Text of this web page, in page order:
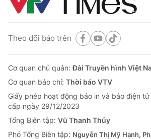
Theo dõi báo trên
Cơ quan chủ quản:Đài Truyền hình Việt
Cơ quan báo chí: Thời báo VTV
Giấy phép hoạt động báo in và báo điện
cấp ngày 29/12/2023
Tổng Biên tập: Vũ Thanh Thủy
Phó Tổng Biên tập: Nguyễn Thị Mỹ Hạnh,